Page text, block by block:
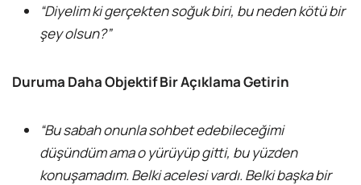
“Diyelim ki gerçekten soğuk biri, bu neden kötü bir
şey olsun?”
Duruma Daha Objektif Bir Açıklama Getirin
“Bu sabah onunla sohbet edebileceğimi
düşündüm ama o yürüyüp gitti, bu yüzden
konuşamadım. Belki acelesi vardı. Belki başka bir